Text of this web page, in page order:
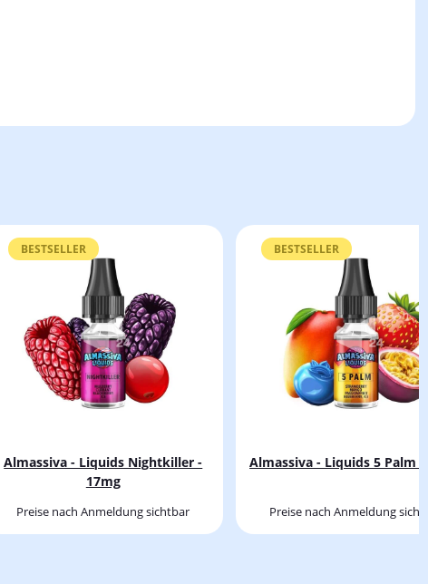
BESTSELLER
Almassiva - Liquids Nightkiller -
17mg
Preise nach Anmeldung sichtbar
BESTSELLER
Almassiva - Liquids 5 Palm -
Preise nach Anmeldung